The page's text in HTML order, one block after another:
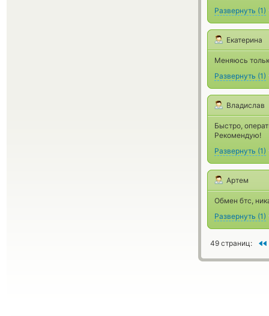
Развернуть (1)
Екатерина
Меняюсь
Развернуть (1)
Владислав
Быстро,
Рекомендую!
Развернуть (1)
Артем
Обмен бтс,
Развернуть (1)
49 страниц: